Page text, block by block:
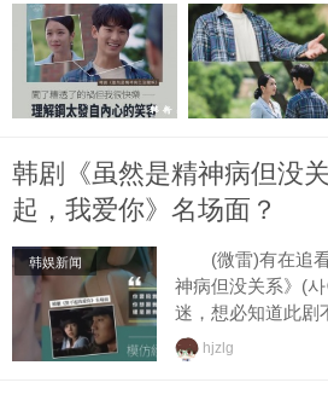
韩剧《虽然是精神病但没
起，我爱你》名场面？
韩娱新闻
(微雷)有在追看
神病但没关系》(
迷，想必知道此剧
陈，甚至连场景道
后埋下透露剧情...
hjzlg